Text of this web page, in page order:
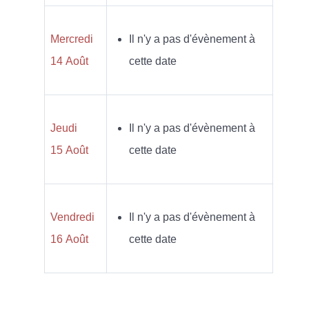
Mercredi
14 Août
Il n'y a pas d'évènement à
cette date
Jeudi
15 Août
Il n'y a pas d'évènement à
cette date
Vendredi
16 Août
Il n'y a pas d'évènement à
cette date